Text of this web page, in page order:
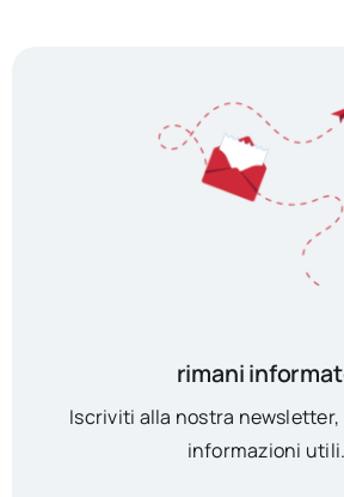
rimani
Iscriviti alla nostra
informazioni utili.